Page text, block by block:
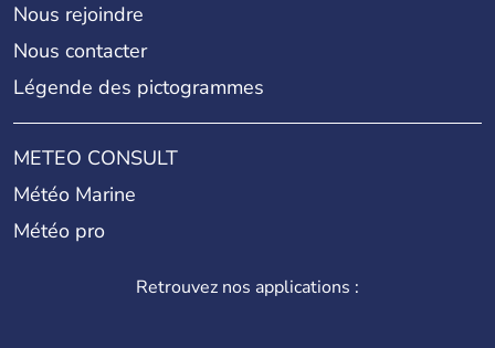
Nous rejoindre
Nous contacter
Légende des pictogrammes
METEO CONSULT
Météo Marine
Météo pro
Retrouvez nos applications :